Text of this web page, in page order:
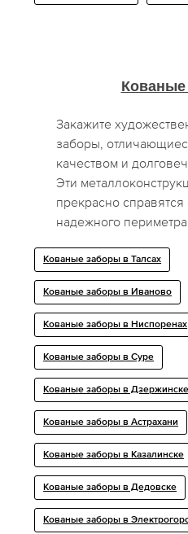
Закажите
заборы,
качеством и
Эти
прекрасно
надежного периметра.
Кованые заборы в Талсах
Кованые заборы в Иваново
Кованые заборы в Ниспоренах
Кованые заборы в Суре
Кованые заборы в Дзержинске
Кованые заборы в Астрахани
Кованые заборы в Казалинске
Кованые заборы в Дедовске
Кованые заборы в